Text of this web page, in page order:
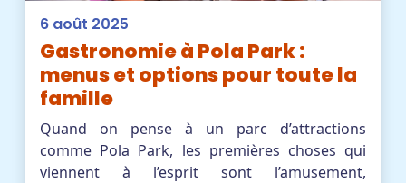
6 août 2025
Gastronomie à Pola Park :
menus et options pour toute la
famille
Quand on pense à un parc d’attractions
comme Pola Park, les premières choses qui
viennent à l’esprit sont l’amusement,